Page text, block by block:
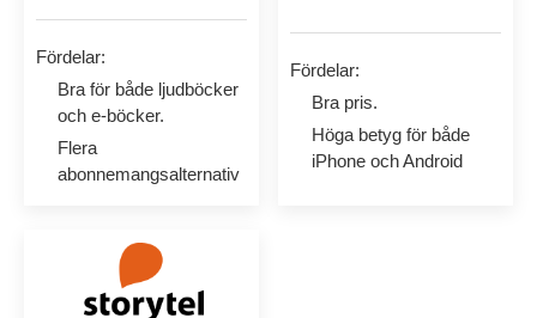
Fördelar:
Bra för både ljudböcker
och e-böcker.
Flera
abonnemangsalternativ
Fördelar:
Bra pris.
Höga betyg för både
iPhone och Android